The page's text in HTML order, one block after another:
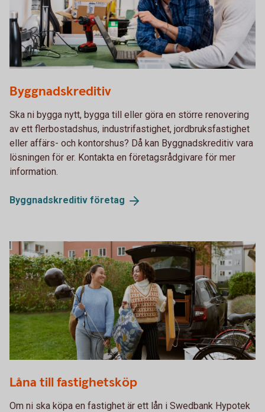
Byggnadskreditiv
Ska ni bygga nytt, bygga till eller göra en större renovering
av ett flerbostadshus, industrifastighet, jordbruksfastighet
eller affärs- och kontorshus? Då kan Byggnadskreditiv vara
lösningen för er. Kontakta en företagsrådgivare för mer
information.
Byggnadskreditiv företag
Låna till fastighetsköp
Om ni ska köpa en fastighet är ett lån i Swedbank Hypotek